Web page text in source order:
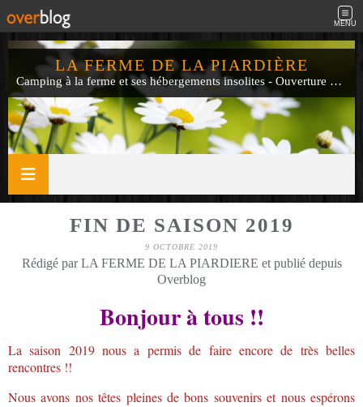
MENU
LA FERME DE LA PIARDIÈRE
Camping à la ferme et ses hébergements insolites - Ouverture de mi-avril à fin septembre
FIN DE SAISON 2019
9 OCTOBRE 2019
Rédigé par LA FERME DE LA PIARDIERE et publié depuis
Overblog
Bonjour à tous !!
La saison 2019 nous a permis de faire encore de très belles
rencontres !!
Nous avons nos têtes pleines de bons souvenirs et nous espérons